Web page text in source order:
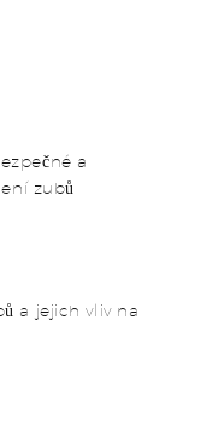
a
zubů
a jejich vliv na